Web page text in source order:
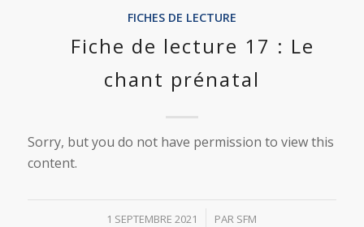
FICHES DE LECTURE
Fiche de lecture 17 : Le
chant prénatal
Sorry, but you do not have permission to view this
content.
1 SEPTEMBRE 2021
/ PAR SFM